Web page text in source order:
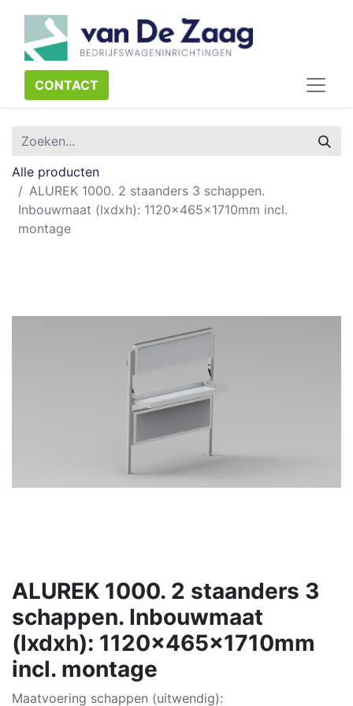
CONTACT​​​​
Alle producten
ALUREK 1000. 2 staanders 3 schappen.
Inbouwmaat (lxdxh): 1120x465x1710mm incl.
montage
ALUREK 1000. 2 staanders 3
schappen. Inbouwmaat
(lxdxh): 1120x465x1710mm
incl. montage
Maatvoering schappen (uitwendig):